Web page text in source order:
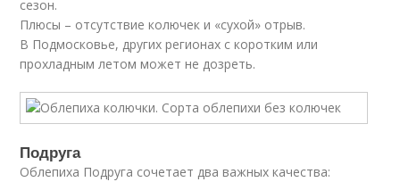
сезон.
Плюсы – отсутствие колючек и «сухой» отрыв.
В Подмосковье, других регионах с коротким или
прохладным летом может не дозреть.
Подруга
Облепиха Подруга сочетает два важных качества: